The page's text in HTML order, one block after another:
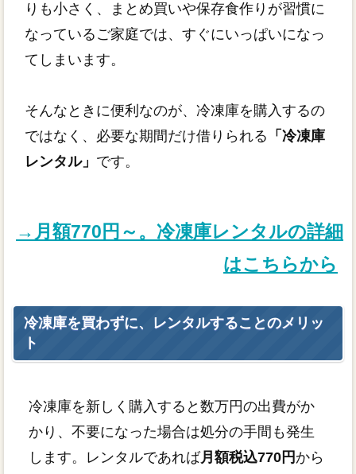
りも小さく、まとめ買いや保存食作りが習慣に
なっているご家庭では、すぐにいっぱいになっ
てしまいます。
そんなときに便利なのが、冷凍庫を購入するの
ではなく、必要な期間だけ借りられる 「冷凍庫
レンタル」 です。
→月額770円～。冷凍庫レンタルの詳細
はこちらから
冷凍庫を買わずに、レンタルすることのメリッ
ト
冷凍庫を新しく購入すると数万円の出費がか
かり、不要になった場合は処分の手間も発生
します。レンタルであれば月額税込770円から